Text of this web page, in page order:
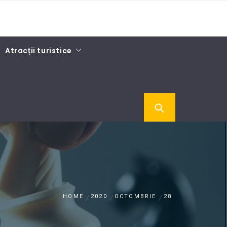
Atracții turistice
HOME 2020 OCTOMBRIE 28